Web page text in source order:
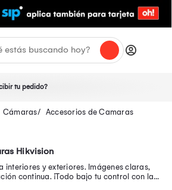
tu pedido?
Cámaras
Accesorios de Camaras
Hikvision
interiores y exteriores. Imágenes claras,
continua. ¡Todo bajo tu control con las